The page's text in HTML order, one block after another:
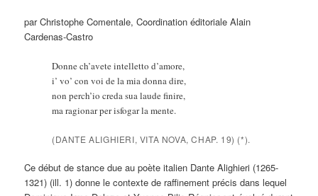
par Christophe Comentale, Coordination éditoriale Alain
Cardenas-Castro
Donne ch’avete intelletto d’amore,
i’ vo’ con voi de la mia donna dire,
non perch’io creda sua laude finire,
ma ragionar per isfogar la mente.
(DANTE ALIGHIERI, VITA NOVA, CHAP. 19) (*).
Ce début de stance due au poète italien Dante Alighieri (1265-
1321) (ill. 1) donne le contexte de raffinement précis dans lequel